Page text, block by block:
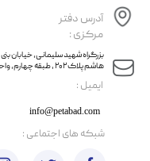
​ایمیل :
آدرس دفتر
مرکزی :
info@petabad.com
​​بزرگراه شهید سلیمانی، خیابان بنی
هاشم پلاک ۲۰۲ ، طبقه چهارم، واحد ۴۳
​شبکه های اجتماعی :